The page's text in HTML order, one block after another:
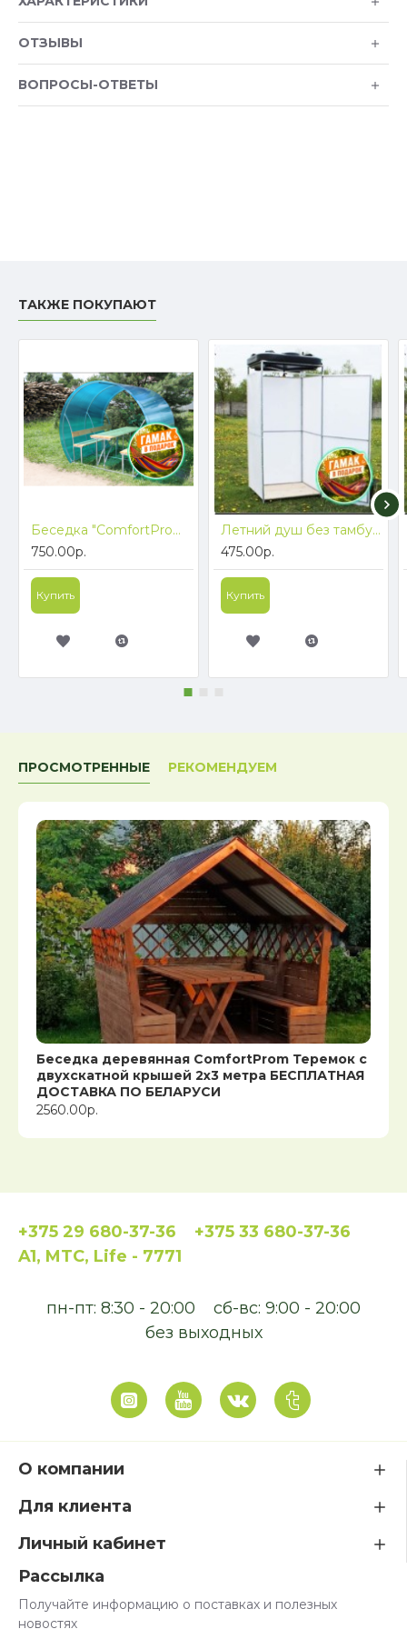
ОТЗЫВЫ
ВОПРОСЫ-ОТВЕТЫ
ТАКЖЕ ПОКУПАЮТ
Беседка "ComfortProm Пион" - 3 метра БЕСПЛАТНАЯ ДОСТАВКА
750.00р.
Купить
Летний душ без тамбура "ComfortProm" + бак с подогревом + Бесплатная доставка
475.00р.
Купить
ПРОСМОТРЕННЫЕ РЕКОМЕНДУЕМ
Беседка деревянная ComfortProm Теремок с
двухскатной крышей 2x3 метра БЕСПЛАТНАЯ
ДОСТАВКА ПО БЕЛАРУСИ
2560.00р.
+375 29 680-37-36
+375 33 680-37-36
A1, MTC, Life - 7771
пн-пт: 8:30 - 20:00
сб-вс: 9:00 - 20:00
без выходных
О компании
Для клиента
Личный кабинет
Рассылка
Получайте информацию о поставках и полезных
новостях